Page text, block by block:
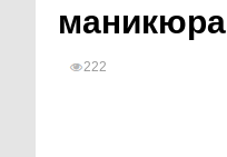
маникюра
222